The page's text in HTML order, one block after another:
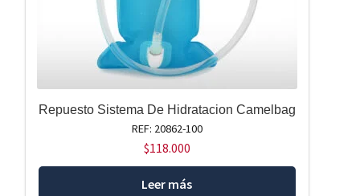
Repuesto Sistema De Hidratacion Camelbag
REF: 20862-100
$118.000
Leer más